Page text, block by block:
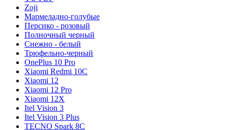
Zoji
Мармеладно-голубые
Персико - розовый
Полночный черный
Снежно - белый
Трюфельно-черный
OnePlus 10 Pro
Xiaomi Redmi 10C
Xiaomi 12
Xiaomi 12 Pro
Xiaomi 12X
Itel Vision 3
Itel Vision 3 Plus
TECNO Spark 8C